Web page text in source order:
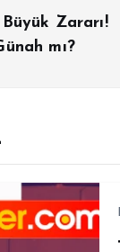
Zararı!
mı?